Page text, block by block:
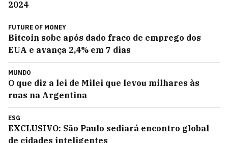
2024
FUTURE OF MONEY
Bitcoin sobe após dado fraco de emprego dos
EUA e avança 2,4% em 7 dias
MUNDO
O que diz a lei de Milei que levou milhares às
ruas na Argentina
ESG
EXCLUSIVO: São Paulo sediará encontro global
de cidades inteligentes